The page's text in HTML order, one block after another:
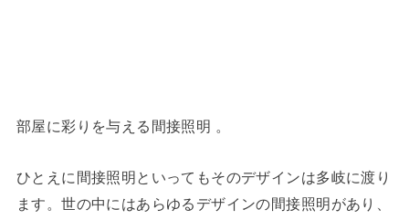
部屋に彩りを与える間接照明 。
ひとえに間接照明といってもそのデザインは多岐に渡り
ます。世の中にはあらゆるデザインの間接照明があり、